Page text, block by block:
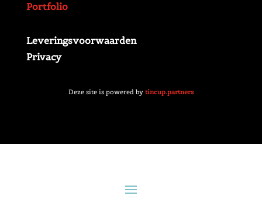
Portfolio
Leveringsvoorwaarden
Privacy
Deze site is powered by tincup.partners